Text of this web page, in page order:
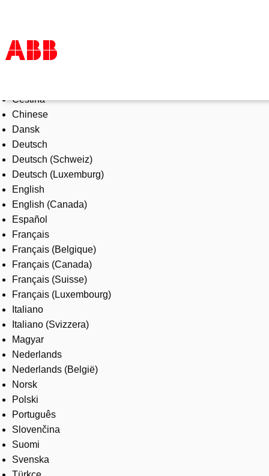
Products & Solutions
Industries
Services
About us
Where to buy
Contact us
Careers
Čeština
Chinese
Dansk
Deutsch
Deutsch (Schweiz)
Deutsch (Luxemburg)
English
English (Canada)
Español
Français
Français (Belgique)
Français (Canada)
Français (Suisse)
Français (Luxembourg)
Italiano
Italiano (Svizzera)
Magyar
Nederlands
Nederlands (België)
Norsk
Polski
Português
Slovenčina
Suomi
Svenska